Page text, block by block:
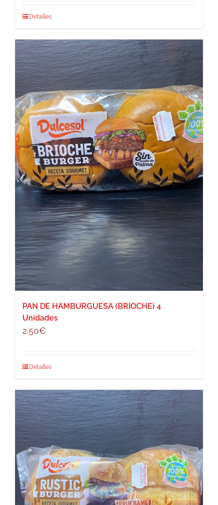
Detalles
PAN DE HAMBURGUESA (BRIOCHE) 4
Unidades
2,50€
Detalles